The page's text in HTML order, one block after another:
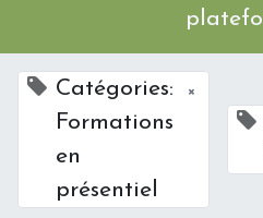
Catégories:
Formations
en
présentiel
×